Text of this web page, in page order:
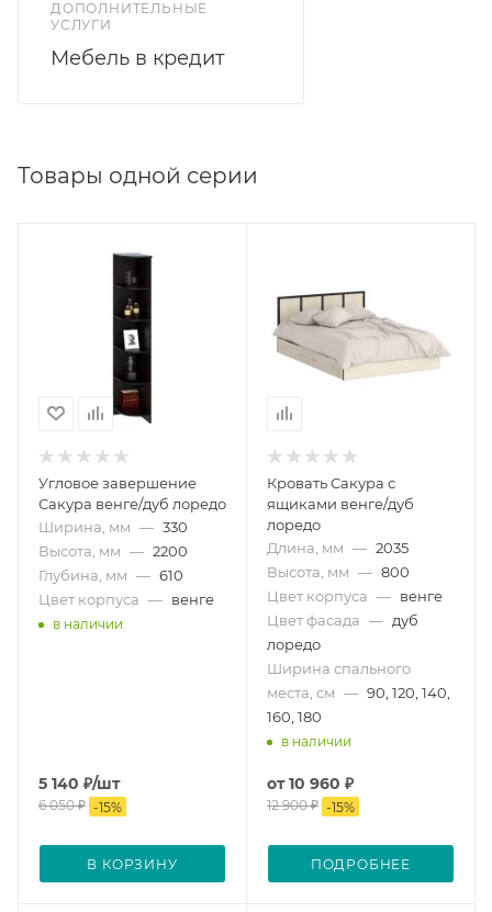
ДОПОЛНИТЕЛЬНЫЕ
УСЛУГИ
Мебель в кредит
Товары одной серии
Угловое завершение
Сакура венге/дуб лоредо
Ширина, мм — 330
Высота, мм — 2200
Глубина, мм — 610
Цвет корпуса — венге
в наличии
5 140 ₽/шт
6 050₽ -15%
В КОРЗИНУ
Кровать Сакура с
ящиками венге/дуб
лоредо
Длина, мм — 2035
Высота, мм — 800
Цвет корпуса — венге
Цвет фасада — дуб
лоредо
Ширина спального
места, см — 90, 120, 140,
160, 180
в наличии
от10 960 ₽
12 900 ₽ -15%
ПОДРОБНЕЕ